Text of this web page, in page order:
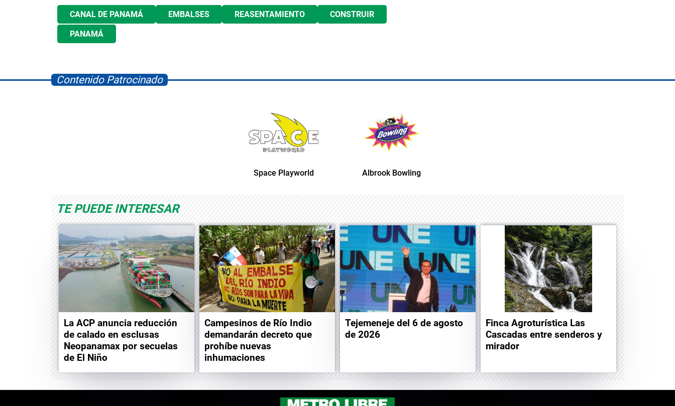
CANAL DE PANAMÁ EMBALSES REASENTAMIENTO CONSTRUIR
PANAMÁ
Contenido Patrocinado
Albrook Bowling Space Playworld
TE PUEDE INTERESAR
La ACP anuncia reducción
de calado en esclusas
Neopanamax por secuelas
de El Niño
Campesinos de Río Indio
demandarán decreto que
prohíbe nuevas
inhumaciones
Tejemeneje del 6 de agosto
de 2026
Finca Agroturística Las
Cascadas entre senderos y
mirador